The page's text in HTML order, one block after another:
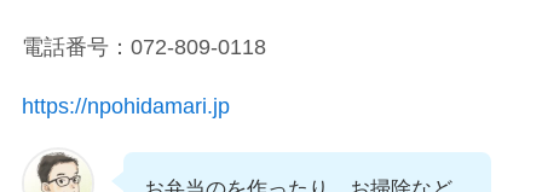
電話番号：072-809-0118
https://npohidamari.jp